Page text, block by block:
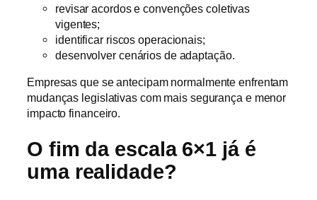
revisar acordos e convenções coletivas
vigentes;
identificar riscos operacionais;
desenvolver cenários de adaptação.
Empresas que se antecipam normalmente enfrentam
mudanças legislativas com mais segurança e menor
impacto financeiro.
O fim da escala 6×1 já é
uma realidade?